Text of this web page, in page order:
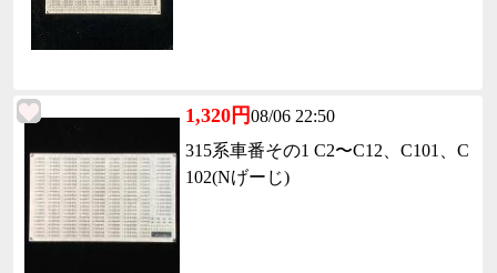
1,320円08/06 22:50
315系車番その1 C2〜C12、C101、C
102(Nげーじ)